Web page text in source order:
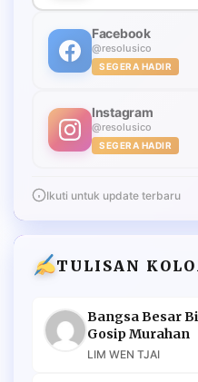
Facebook
@resolusico
SEGERA HADIR
Instagram
@resolusico
SEGERA HADIR
Ikuti untuk update terbaru
TULISAN
Bangsa Besar
Gosip Murahan
LIM WEN TJAI